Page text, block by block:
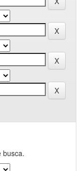
busca.